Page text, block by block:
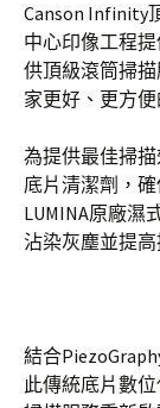
Canson Infinity
中心印像工程
供頂級滾筒掃
家更好、更方
為提供最佳掃
底片清潔劑，
LUMINA原廠濕
沾染灰塵並提
結合
此傳統底片數